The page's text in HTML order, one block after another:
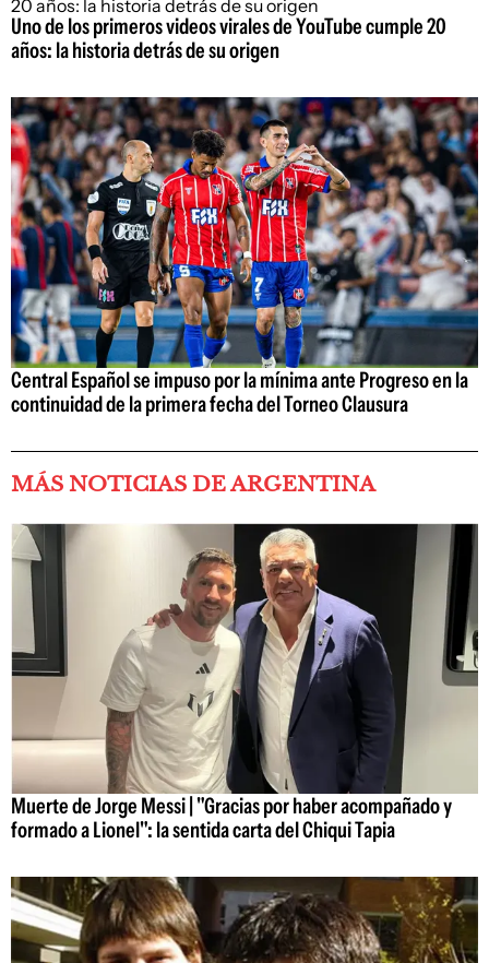
Uno de los primeros videos virales de YouTube cumple 20
años: la historia detrás de su origen
Central Español se impuso por la mínima ante Progreso en la
continuidad de la primera fecha del Torneo Clausura
MÁS NOTICIAS DE ARGENTINA
Muerte de Jorge Messi | "Gracias por haber acompañado y
formado a Lionel": la sentida carta del Chiqui Tapia